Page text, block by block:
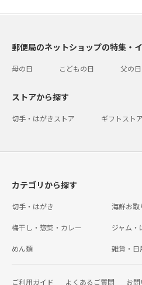
郵便局のネットショップの特集・
母の日 こどもの日 父の日
ストアから探す
切手・はがきストア ギフトストア
カテゴリから探す
切手・はがき 海鮮お取
梅干し・惣菜・カレー ジャム・
めん類 雑貨・日
ご利用ガイド よくあるご質問 お